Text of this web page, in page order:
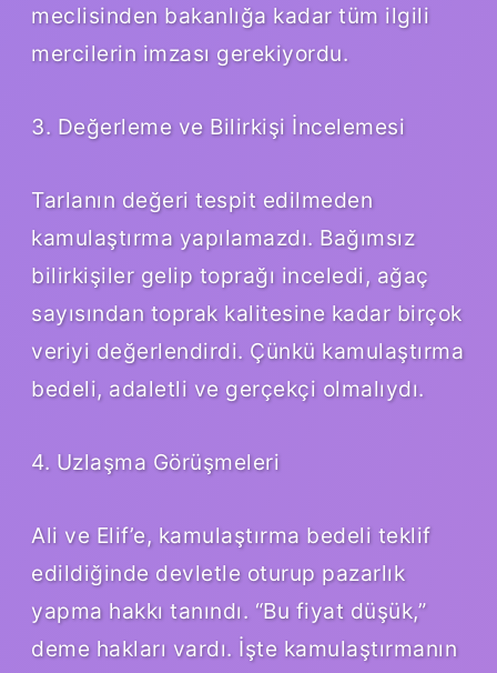
meclisinden bakanlığa kadar tüm ilgili
mercilerin imzası gerekiyordu.
3. Değerleme ve Bilirkişi İncelemesi
Tarlanın değeri tespit edilmeden
kamulaştırma yapılamazdı. Bağımsız
bilirkişiler gelip toprağı inceledi, ağaç
sayısından toprak kalitesine kadar birçok
veriyi değerlendirdi. Çünkü kamulaştırma
bedeli, adaletli ve gerçekçi olmalıydı.
4. Uzlaşma Görüşmeleri
Ali ve Elif’e, kamulaştırma bedeli teklif
edildiğinde devletle oturup pazarlık
yapma hakkı tanındı. “Bu fiyat düşük,”
deme hakları vardı. İşte kamulaştırmanın